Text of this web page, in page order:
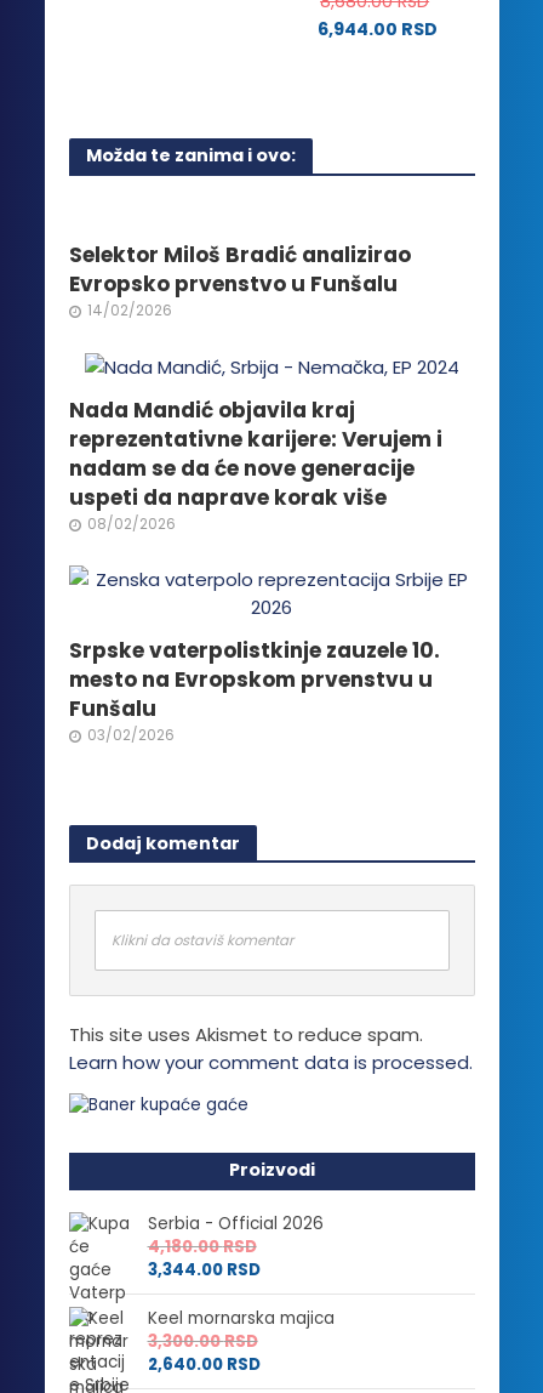
biti
izabrane
proizvoda.
6,944.00 RSD
Možda te zanima i ovo:
Selektor Miloš Bradić analizirao
Evropsko prvenstvo u Funšalu
14/02/2026
Nada Mandić objavila kraj
reprezentativne karijere: Verujem i
nadam se da će nove generacije
uspeti da naprave korak više
08/02/2026
Srpske vaterpolistkinje zauzele 10.
mesto na Evropskom prvenstvu u
Funšalu
03/02/2026
Dodaj komentar
Klikni da ostaviš komentar
This site uses Akismet to reduce spam.
Learn how your comment data is processed.
Proizvodi
Serbia - Official 2026
4,180.00RSD
3,344.00 RSD
Keel mornarska majica
3,300.00RSD
2,640.00 RSD